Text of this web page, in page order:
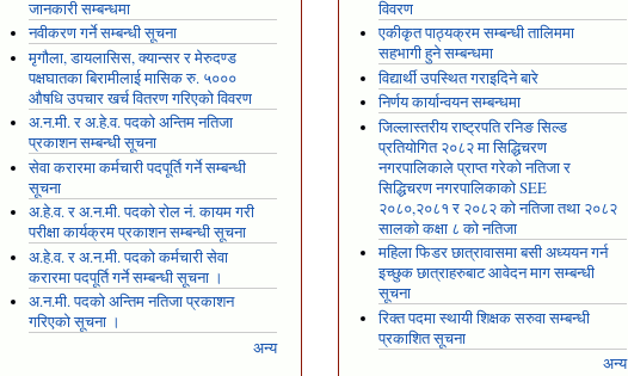
जानकारी सम्बन्धमा
नवीकरण गर्ने सम्बन्धी सूचना
मृगौला, डायलासिस, क्यान्सर र मेरुदण्ड
पक्षघातका बिरामीलाई मासिक रु. ५०००
औषधि उपचार खर्च वितरण गरिएको विवरण
अ.न.मी. र अ.हे.व. पदको अन्तिम नतिजा
प्रकाशन सम्बन्धी सूचना
सेवा करारमा कर्मचारी पदपूर्ति गर्ने सम्बन्धी
सूचना
अ.हे.व. र अ.न.मी. पदको रोल नं. कायम गरी
परीक्षा कार्यक्रम प्रकाशन सम्बन्धी सूचना
अ.हे.व. र अ.न.मी. पदको कर्मचारी सेवा
करारमा पदपूर्ति गर्ने सम्बन्धी सूचना ।
अ.न.मी. पदको अन्तिम नतिजा प्रकाशन
गरिएको सूचना ।
अन्य
विवरण
एकीकृत पाठ्यक्रम सम्बन्धी तालिममा
सहभागी हुने सम्बन्धमा
विद्यार्थी उपस्थित गराइदिने बारे
निर्णय कार्यान्वयन सम्बन्धमा
जिल्लास्तरीय राष्ट्रपति रनिङ सिल्ड
प्रतियोगित २०८२ मा सिद्धिचरण
नगरपालिकाले प्राप्त गरेकाे नतिजा र
सिद्धिचरण नगरपालिकाको SEE
२०८०,२०८१ र २०८२ को नतिजा तथा २०८२
सालको कक्षा ८ को नतिजा
महिला फिडर छात्रावासमा बसी अध्ययन गर्न
इच्छुक छात्राहरुबाट आवेदन माग सम्बन्धी
सूचना
रिक्त पदमा स्थायी शिक्षक सरुवा सम्बन्धी
प्रकाशित सूचना
अन्य